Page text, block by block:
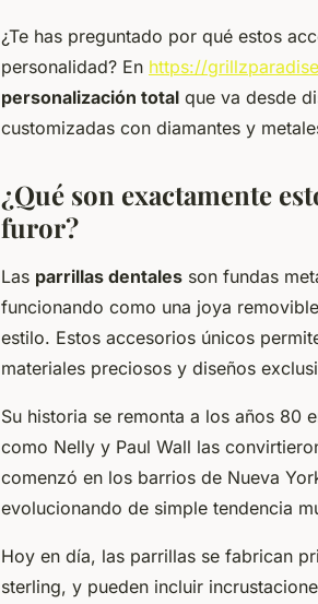
¿Te has preguntado por qué estos
personalidad? En https://
personalización total que va desde
customizadas con diamantes y
¿Qué son exactamente
furor?
Las parrillas dentales son fundas
funcionando como una joya
estilo. Estos accesorios únicos
materiales preciosos y diseños
Su historia se remonta a los años 80
como Nelly y Paul Wall las
comenzó en los barrios de Nueva
evolucionando de simple tendencia
Hoy en día, las parrillas se fabrican
sterling, y pueden incluir